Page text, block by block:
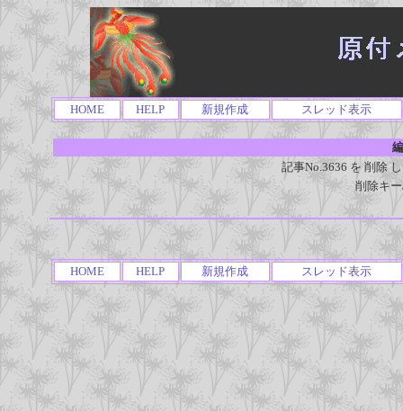
HOME HELP 新規作成 スレッド表示
記事No.3636 を 削除
削除キ
HOME HELP 新規作成 スレッド表示